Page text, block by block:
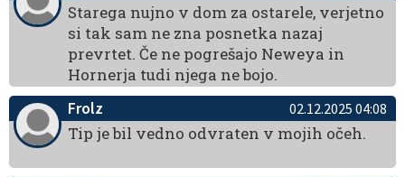
Starega nujno v dom za ostarele, verjetno
si tak sam ne zna posnetka nazaj
prevrtet. Če ne pogrešajo Neweya in
Hornerja tudi njega ne bojo.
Frolz
02.12.2025 04:08
Tip je bil vedno odvraten v mojih očeh.